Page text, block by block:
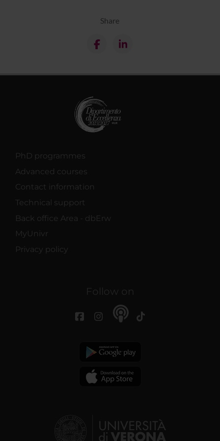
Share
PhD programmes
Advanced courses
Contact information
Technical support
Back office Area - dbErw
MyUnivr
Privacy policy
Follow on